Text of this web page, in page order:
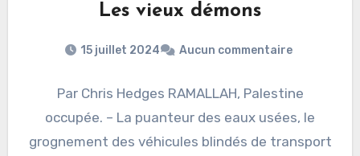
Les vieux démons
15 juillet 2024 Aucun commentaire
Par Chris Hedges RAMALLAH, Palestine
occupée. – La puanteur des eaux usées, le
grognement des véhicules blindés de transport